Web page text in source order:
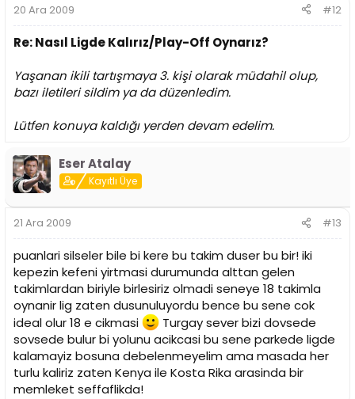
20 Ara 2009 #12
Re: Nasıl Ligde Kalırız/Play-Off Oynarız?
Yaşanan ikili tartışmaya 3. kişi olarak müdahil olup,
bazı iletileri sildim ya da düzenledim.
Lütfen konuya kaldığı yerden devam edelim.
Eser Atalay
Kayıtlı Üye
21 Ara 2009 #13
puanlari silseler bile bi kere bu takim duser bu bir! iki
kepezin kefeni yirtmasi durumunda alttan gelen
takimlardan biriyle birlesiriz olmadi seneye 18 takimla
oynanir lig zaten dusunuluyordu bence bu sene cok
ideal olur 18 e cikmasi
Turgay sever bizi dovsede
sovsede bulur bi yolunu acikcasi bu sene parkede ligde
kalamayiz bosuna debelenmeyelim ama masada her
turlu kaliriz zaten Kenya ile Kosta Rika arasinda bir
memleket seffaflikda!